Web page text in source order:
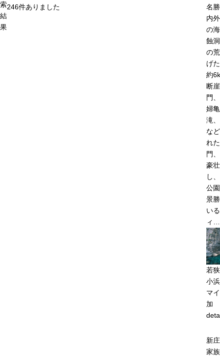
索
結
果
246件ありました
名
内
の
蝕
の
げ
約
断
門
婦
滝
な
れ
門
豪
し
公
景
い
ィ…
若
小
マ
加
新
家